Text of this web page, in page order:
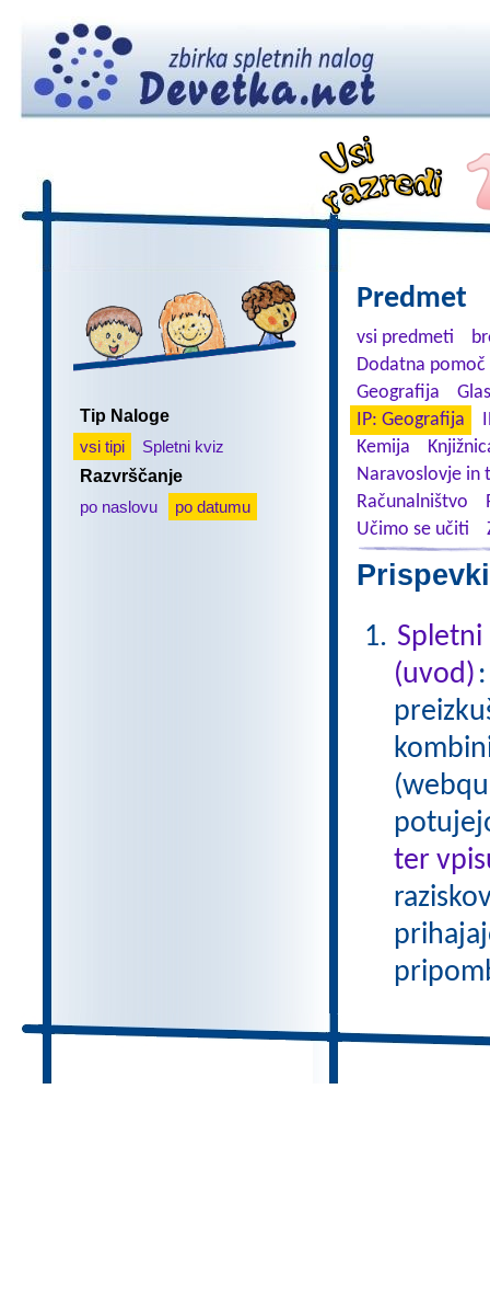
Tip Naloge
vsi tipi
Spletni kviz
Razvrščanje
po naslovu
po datumu
Predmet
vsi predmeti
Dodatna
Geografija
IP: Geografija
Kemija
Naravoslovje in
Računalništvo
Učimo se učiti
(uvod)
ter